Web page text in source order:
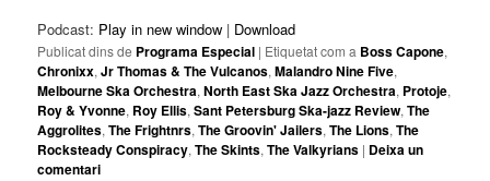
Podcast: Play in new window | Download
Publicat dins de Programa Especial | Etiquetat com a Boss Capone,
Chronixx,Jr Thomas & The Vulcanos,Malandro Nine Five,
Melbourne Ska Orchestra,North East Ska Jazz Orchestra, Protoje,
Roy & Yvonne, Roy Ellis,Sant Petersburg Ska-jazz Review,The
Aggrolites,The Frightnrs,The Groovin' Jailers,The Lions,The
Rocksteady Conspiracy,The Skints,The Valkyrians | Deixa un
comentari